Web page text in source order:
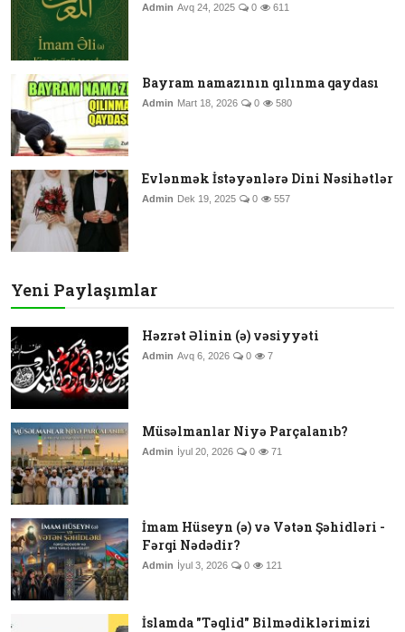
Admin Avq 24, 2025 0 611
Bayram namazının qılınma qaydası
Admin Mart 18, 2026 0 580
Evlənmək İstəyənlərə Dini Nəsihətlər
Admin Dek 19, 2025 0 557
Yeni Paylaşımlar
Həzrət Əlinin (ə) vəsiyyəti
Admin Avq 6, 2026 0 7
Müsəlmanlar Niyə Parçalanıb?
Admin İyul 20, 2026 0 71
İmam Hüseyn (ə) və Vətən Şəhidləri -
Fərqi Nədədir?
Admin İyul 3, 2026 0 121
İslamda "Təqlid" Bilmədiklərimizi